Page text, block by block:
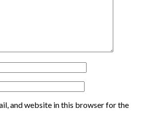
and website in this browser for the